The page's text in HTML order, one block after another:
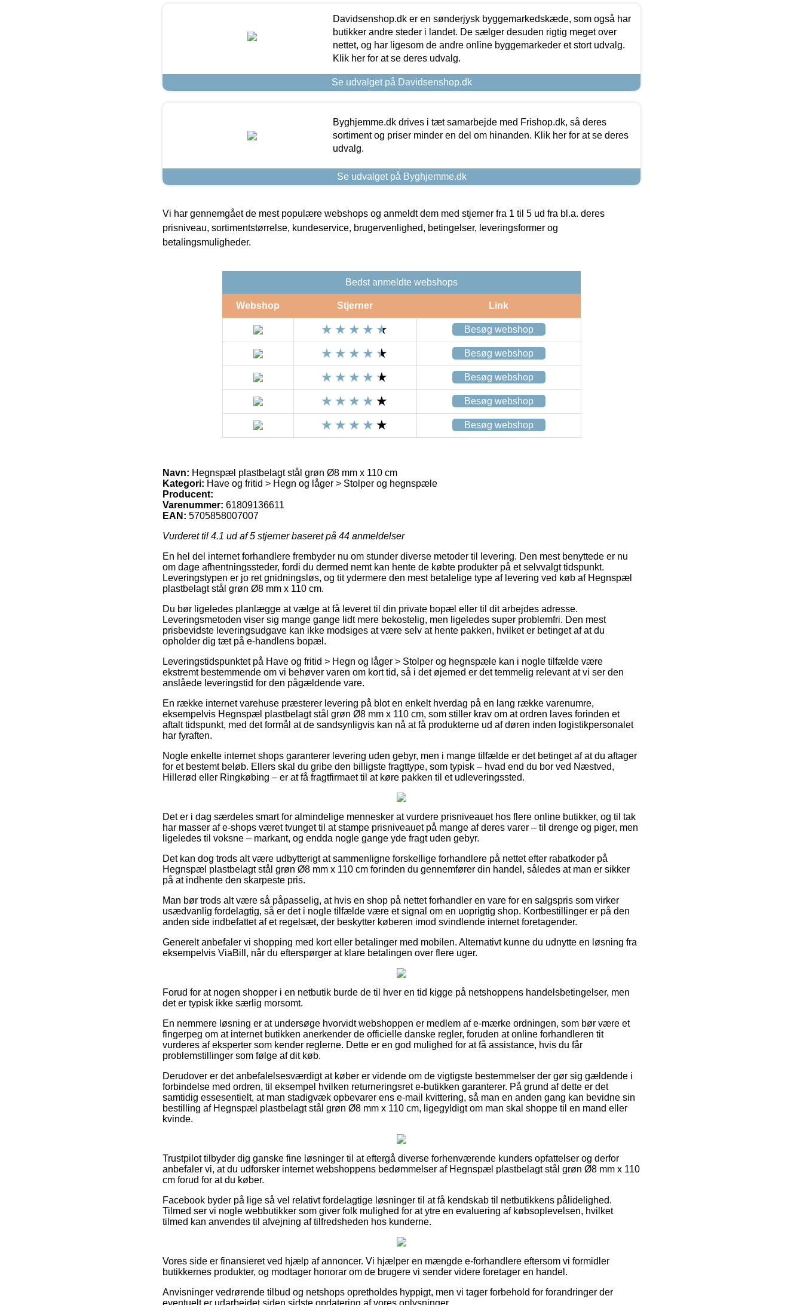
Davidsenshop.dk er en sønderjysk byggemarkedskæde, som også har
butikker andre steder i landet. De sælger desuden rigtig meget over
nettet, og har ligesom de andre online byggemarkeder et stort udvalg.
Klik her for at se deres udvalg.
Se udvalget på Davidsenshop.dk
Byghjemme.dk drives i tæt samarbejde med Frishop.dk, så deres
sortiment og priser minder en del om hinanden. Klik her for at se deres
udvalg.
Se udvalget på Byghjemme.dk
Vi har gennemgået de mest populære webshops og anmeldt dem med stjerner fra 1 til 5 ud fra bl.a. deres
prisniveau, sortimentstørrelse, kundeservice, brugervenlighed, betingelser, leveringsformer og
betalingsmuligheder.
Bedst anmeldte webshops
Webshop Stjerner Link
Besøg webshop
Besøg webshop
Besøg webshop
Besøg webshop
Besøg webshop
Navn: Hegnspæl plastbelagt stål grøn Ø8 mm x 110 cm
Kategori: Have og fritid > Hegn og låger > Stolper og hegnspæle
Producent:
Varenummer: 61809136611
EAN: 5705858007007
Vurderet til 4.1 ud af 5 stjerner baseret på 44 anmeldelser
En hel del internet forhandlere frembyder nu om stunder diverse metoder til levering. Den mest benyttede er nu
om dage afhentningssteder, fordi du dermed nemt kan hente de købte produkter på et selvvalgt tidspunkt.
Leveringstypen er jo ret gnidningsløs, og tit ydermere den mest betalelige type af levering ved køb af Hegnspæl
plastbelagt stål grøn Ø8 mm x 110 cm.
Du bør ligeledes planlægge at vælge at få leveret til din private bopæl eller til dit arbejdes adresse.
Leveringsmetoden viser sig mange gange lidt mere bekostelig, men ligeledes super problemfri. Den mest
prisbevidste leveringsudgave kan ikke modsiges at være selv at hente pakken, hvilket er betinget af at du
opholder dig tæt på e-handlens bopæl.
Leveringstidspunktet på Have og fritid > Hegn og låger > Stolper og hegnspæle kan i nogle tilfælde være
ekstremt bestemmende om vi behøver varen om kort tid, så i det øjemed er det temmelig relevant at vi ser den
anslåede leveringstid for den pågældende vare.
En række internet varehuse præsterer levering på blot en enkelt hverdag på en lang række varenumre,
eksempelvis Hegnspæl plastbelagt stål grøn Ø8 mm x 110 cm, som stiller krav om at ordren laves forinden et
aftalt tidspunkt, med det formål at de sandsynligvis kan nå at få produkterne ud af døren inden logistikpersonalet
har fyraften.
Nogle enkelte internet shops garanterer levering uden gebyr, men i mange tilfælde er det betinget af at du aftager
for et bestemt beløb. Ellers skal du gribe den billigste fragttype, som typisk – hvad end du bor ved Næstved,
Hillerød eller Ringkøbing – er at få fragtfirmaet til at køre pakken til et udleveringssted.
Det er i dag særdeles smart for almindelige mennesker at vurdere prisniveauet hos flere online butikker, og til tak
har masser af e-shops været tvunget til at stampe prisniveauet på mange af deres varer – til drenge og piger, men
ligeledes til voksne – markant, og endda nogle gange yde fragt uden gebyr.
Det kan dog trods alt være udbytterigt at sammenligne forskellige forhandlere på nettet efter rabatkoder på
Hegnspæl plastbelagt stål grøn Ø8 mm x 110 cm forinden du gennemfører din handel, således at man er sikker
på at indhente den skarpeste pris.
Man bør trods alt være så påpasselig, at hvis en shop på nettet forhandler en vare for en salgspris som virker
usædvanlig fordelagtig, så er det i nogle tilfælde være et signal om en uoprigtig shop. Kortbestillinger er på den
anden side indbefattet af et regelsæt, der beskytter køberen imod svindlende internet foretagender.
Generelt anbefaler vi shopping med kort eller betalinger med mobilen. Alternativt kunne du udnytte en løsning fra
eksempelvis ViaBill, når du efterspørger at klare betalingen over flere uger.
Forud for at nogen shopper i en netbutik burde de til hver en tid kigge på netshoppens handelsbetingelser, men
det er typisk ikke særlig morsomt.
En nemmere løsning er at undersøge hvorvidt webshoppen er medlem af e-mærke ordningen, som bør være et
fingerpeg om at internet butikken anerkender de officielle danske regler, foruden at online forhandleren tit
vurderes af eksperter som kender reglerne. Dette er en god mulighed for at få assistance, hvis du får
problemstillinger som følge af dit køb.
Derudover er det anbefalelsesværdigt at køber er vidende om de vigtigste bestemmelser der gør sig gældende i
forbindelse med ordren, til eksempel hvilken returneringsret e-butikken garanterer. På grund af dette er det
samtidig essesentielt, at man stadigvæk opbevarer ens e-mail kvittering, så man en anden gang kan bevidne sin
bestilling af Hegnspæl plastbelagt stål grøn Ø8 mm x 110 cm, ligegyldigt om man skal shoppe til en mand eller
kvinde.
Trustpilot tilbyder dig ganske fine løsninger til at eftergå diverse forhenværende kunders opfattelser og derfor
anbefaler vi, at du udforsker internet webshoppens bedømmelser af Hegnspæl plastbelagt stål grøn Ø8 mm x 110
cm forud for at du køber.
Facebook byder på lige så vel relativt fordelagtige løsninger til at få kendskab til netbutikkens pålidelighed.
Tilmed ser vi nogle webbutikker som giver folk mulighed for at ytre en evaluering af købsoplevelsen, hvilket
tilmed kan anvendes til afvejning af tilfredsheden hos kunderne.
Vores side er finansieret ved hjælp af annoncer. Vi hjælper en mængde e-forhandlere eftersom vi formidler
butikkernes produkter, og modtager honorar om de brugere vi sender videre foretager en handel.
Anvisninger vedrørende tilbud og netshops opretholdes hyppigt, men vi tager forbehold for forandringer der
eventuelt er udarbejdet siden sidste opdatering af vores oplysninger.